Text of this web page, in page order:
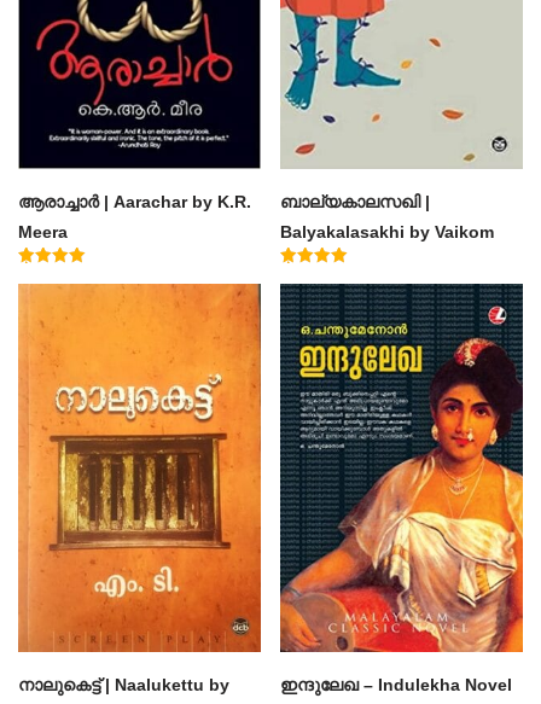
ആരാച്ചാര്‍ | Aarachar by K.R.
Meera
ബാല്യകാലസഖി |
Balyakalasakhi by Vaikom
Muhammad Basheer
4.60
out of 5
നാലുകെട്ട് | Naalukettu by
ഇന്ദുലേഖ – Indulekha Novel